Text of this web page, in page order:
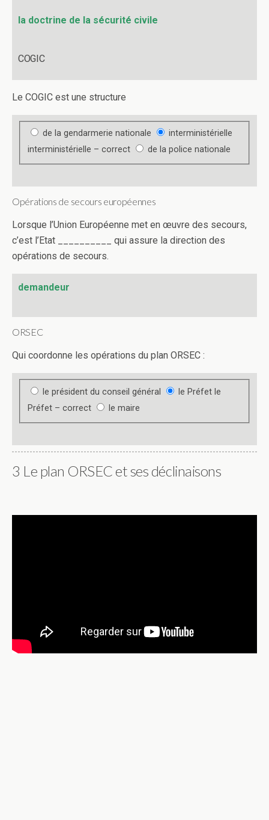
la doctrine de la sécurité civile
COGIC
Le COGIC est une structure
de la gendarmerie nationale
interministérielle
interministérielle – correct
de la police nationale
Opérations de secours européennes
Lorsque l’Union Européenne met en œuvre des secours,
c’est l’Etat __________ qui assure la direction des
opérations de secours.
demandeur
ORSEC
Qui coordonne les opérations du plan ORSEC :
le président du conseil général le Préfet le
Préfet – correct
le maire
3 Le plan ORSEC et ses déclinaisons